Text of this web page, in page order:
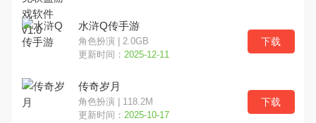
水浒Q传手游
角色扮演 | 2.0GB
更新时间： 2025-12-11
下载
传奇岁月
角色扮演 | 118.2M
更新时间： 2025-10-17
下载